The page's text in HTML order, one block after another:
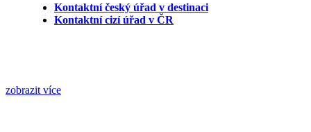
Kontaktní český úřad v destinaci
Kontaktní cizí úřad v ČR
zobrazit více